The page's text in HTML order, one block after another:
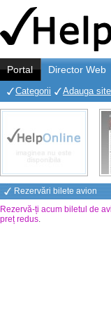
Portal Director Web
Categorii Adauga site
Rezervări bilete avion
Rezervă-ți acum biletul de
preț redus.